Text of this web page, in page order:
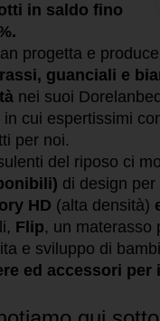
in saldo fino
progetta e
guanciali e
nei suoi
in cui espertissimi
per noi.
del riposo ci
di design
HD (alta densità)
Flip, un materasso
e sviluppo di
ed accessori per